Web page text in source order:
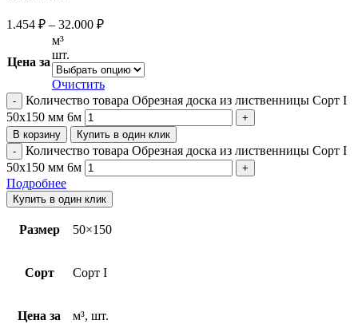
1.454 ₽ – 32.000 ₽
Цена за
м³
шт.
Очистить
Количество товара Обрезная доска из лиственницы Сорт I
50х150 мм 6м
В корзину Купить в один клик
Количество товара Обрезная доска из лиственницы Сорт I
50х150 мм 6м
Подробнее
Купить в один клик
Размер 50×150
Сорт Сорт I
Цена за м³, шт.